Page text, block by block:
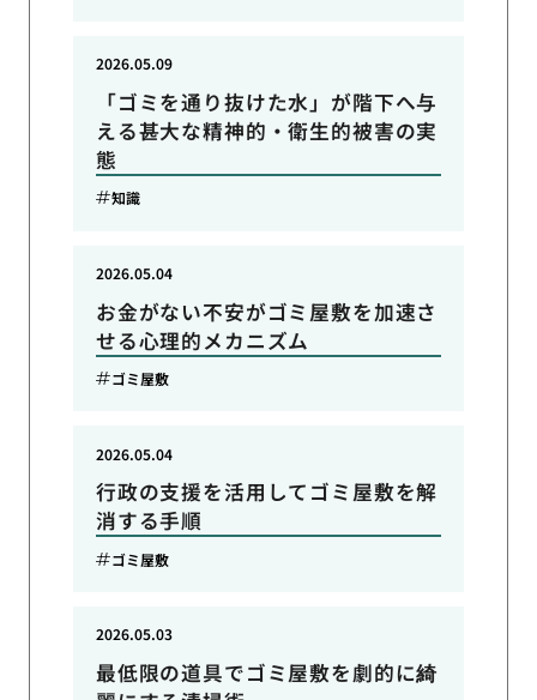
「ゴミを通り抜けた水」が階下へ与
える甚大な精神的・衛生的被害の実
態
2026.05.09
知識
お金がない不安がゴミ屋敷を加速さ
せる心理的メカニズム
2026.05.04
ゴミ屋敷
行政の支援を活用してゴミ屋敷を解
消する手順
2026.05.04
ゴミ屋敷
最低限の道具でゴミ屋敷を劇的に綺
2026.05.03